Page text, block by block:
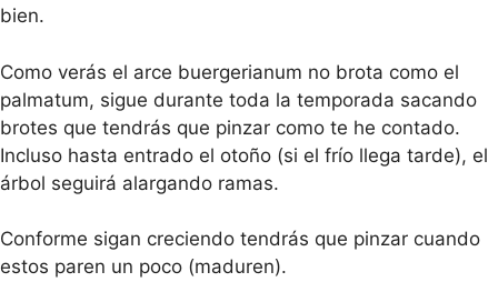
bien.
Como verás el arce buergerianum no brota como el
palmatum, sigue durante toda la temporada sacando
brotes que tendrás que pinzar como te he contado.
Incluso hasta entrado el otoño (si el frío llega tarde), el
árbol seguirá alargando ramas.
Conforme sigan creciendo tendrás que pinzar cuando
estos paren un poco (maduren).